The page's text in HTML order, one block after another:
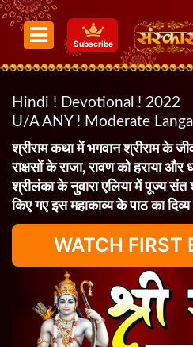
Subscribe
Hindi ! Devotional ! 2022
U/A ANY ! Moderate
श्रीराम कथा में भगवान श्रीराम के
राक्षसों के राजा, रावण को हराया और
श्रीलंका के नुवारा एलिया में पूज्य संत
किए गए इस महाकाव्य के पाठ का
WATCH FIRST